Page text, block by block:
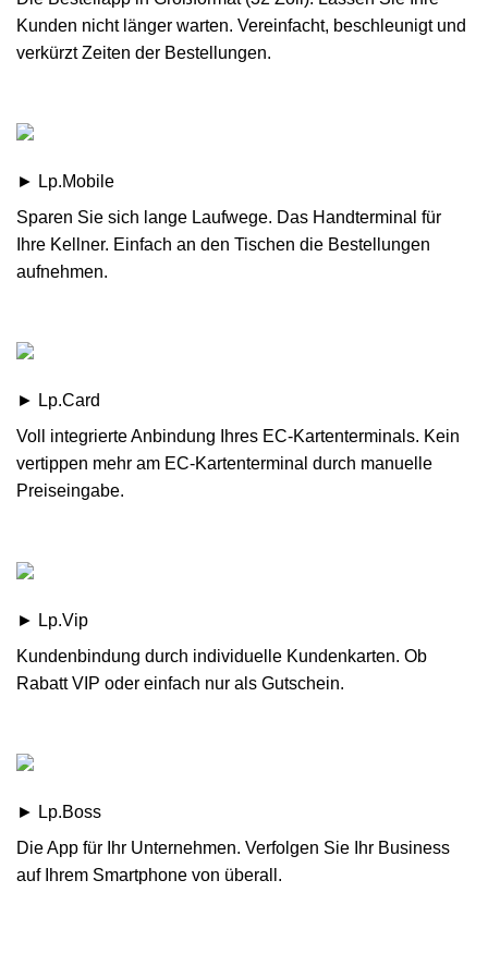
Kunden nicht länger warten. Vereinfacht, beschleunigt und
verkürzt Zeiten der Bestellungen.
► Lp.Mobile
Sparen Sie sich lange Laufwege. Das Handterminal für
Ihre Kellner. Einfach an den Tischen die Bestellungen
aufnehmen.
► Lp.Card
Voll integrierte Anbindung Ihres EC-Kartenterminals. Kein
vertippen mehr am EC-Kartenterminal durch manuelle
Preiseingabe.
► Lp.Vip
Kundenbindung durch individuelle Kundenkarten. Ob
Rabatt VIP oder einfach nur als Gutschein.
► Lp.Boss
Die App für Ihr Unternehmen. Verfolgen Sie Ihr Business
auf Ihrem Smartphone von überall.